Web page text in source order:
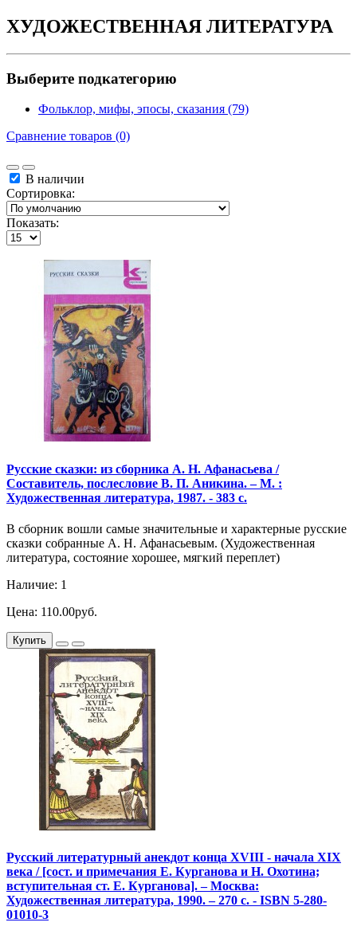
ХУДОЖЕСТВЕННАЯ ЛИТЕРАТУРА
Выберите подкатегорию
Фольклор, мифы, эпосы, сказания (79)
Сравнение товаров (0)
В наличии
Сортировка:
Показать:
Русские сказки: из сборника А. Н. Афанасьева /
Составитель, послесловие В. П. Аникина. – М. :
Художественная литература, 1987. - 383 с.
В сборник вошли самые значительные и характерные русские
сказки собранные А. Н. Афанасьевым. (Художественная
литература, состояние хорошее, мягкий переплет)
Наличие: 1
Цена: 110.00руб.
Купить
Русский литературный анекдот конца XVIII - начала XIX
века / [сост. и примечания Е. Курганова и Н. Охотина;
вступительная ст. Е. Курганова]. – Москва:
Художественная литература, 1990. – 270 с. - ISBN 5-280-
01010-3